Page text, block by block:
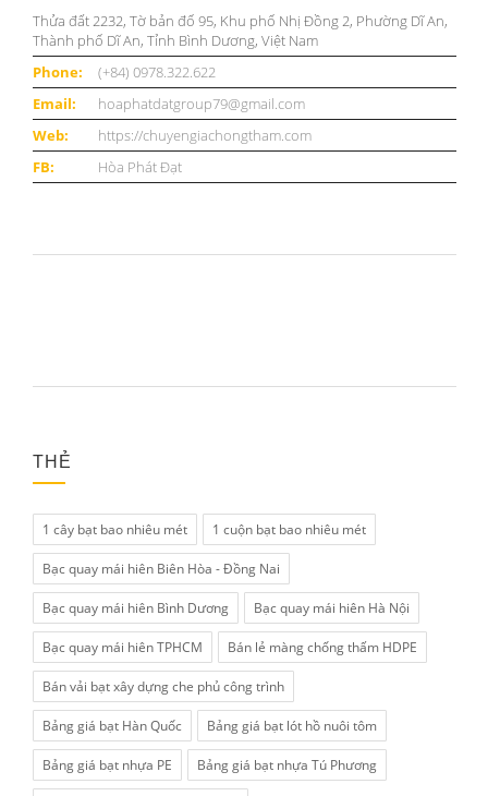
Thửa đất 2232, Tờ bản đố 95, Khu phố Nhị Đồng 2, Phường Dĩ An,
Thành phố Dĩ An, Tỉnh Bình Dương, Việt Nam
Phone:
(+84) 0978.322.622
Email:
hoaphatdatgroup79@gmail.com
Web:
https://chuyengiachongtham.com
FB:
Hòa Phát Đạt
THẺ
1 cây bạt bao nhiêu mét 1 cuộn bạt bao nhiêu mét
Bạc quay mái hiên Biên Hòa - Đồng Nai
Bạc quay mái hiên Bình Dương Bạc quay mái hiên Hà Nội
Bạc quay mái hiên TPHCM Bán lẻ màng chống thấm HDPE
Bán vải bạt xây dựng che phủ công trình
Bảng giá bạt Hàn Quốc Bảng giá bạt lót hồ nuôi tôm
Bảng giá bạt nhựa PE Bảng giá bạt nhựa Tú Phương